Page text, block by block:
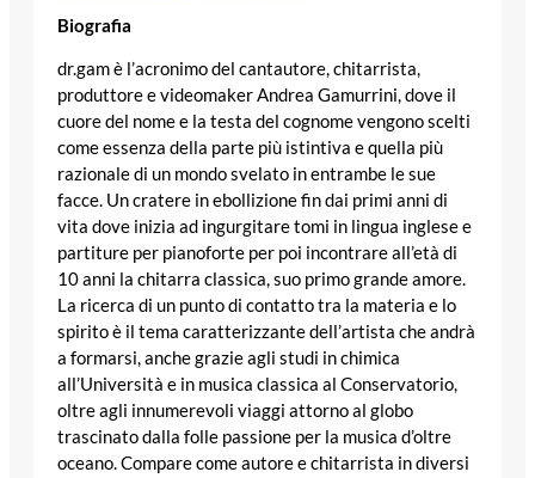
Biografia
dr.gam è l’acronimo del cantautore, chitarrista,
produttore e videomaker Andrea Gamurrini, dove il
cuore del nome e la testa del cognome vengono scelti
come essenza della parte più istintiva e quella più
razionale di un mondo svelato in entrambe le sue
facce. Un cratere in ebollizione fin dai primi anni di
vita dove inizia ad ingurgitare tomi in lingua inglese e
partiture per pianoforte per poi incontrare all’età di
10 anni la chitarra classica, suo primo grande amore.
La ricerca di un punto di contatto tra la materia e lo
spirito è il tema caratterizzante dell’artista che andrà
a formarsi, anche grazie agli studi in chimica
all’Università e in musica classica al Conservatorio,
oltre agli innumerevoli viaggi attorno al globo
trascinato dalla folle passione per la musica d’oltre
oceano. Compare come autore e chitarrista in diversi